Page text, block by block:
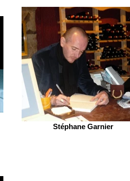
Stéphane Garnier